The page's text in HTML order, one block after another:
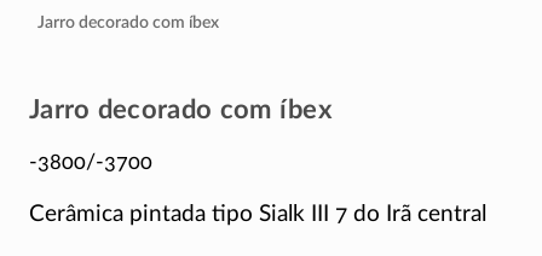
Jarro decorado com íbex
Jarro decorado com íbex
-3800/-3700
Cerâmica pintada tipo Sialk III 7 do Irã central